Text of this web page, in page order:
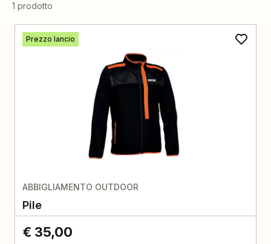
1 prodotto
Prezzo lancio
ABBIGLIAMENTO OUTDOOR
Pile
€ 35,00